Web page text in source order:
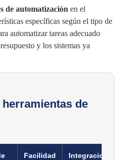
de automatización en el
específicas según el tipo de
automatizar tareas adecuado
y los sistemas ya
de
Facilidad Integraciones